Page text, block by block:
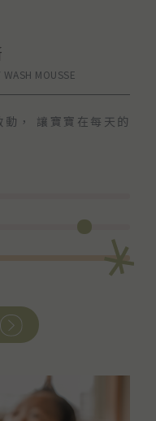
MOUSSE
，
讓寶寶在每天的